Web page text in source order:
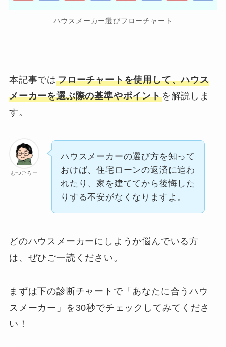
ハウスメーカー選びフローチャート
本記事ではフローチャートを使用して、ハウス
メーカーを選ぶ際の基準やポイントを解説しま
す。
むつごろー
ハウスメーカーの選び方を知って
おけば、住宅ローンの返済に追わ
れたり、家を建ててから後悔した
りする不安がなくなりますよ。
どのハウスメーカーにしようか悩んでいる方
は、ぜひご一読ください。
まずは下の診断チャートで「あなたに合うハウ
スメーカー」を30秒でチェックしてみてくださ
い！